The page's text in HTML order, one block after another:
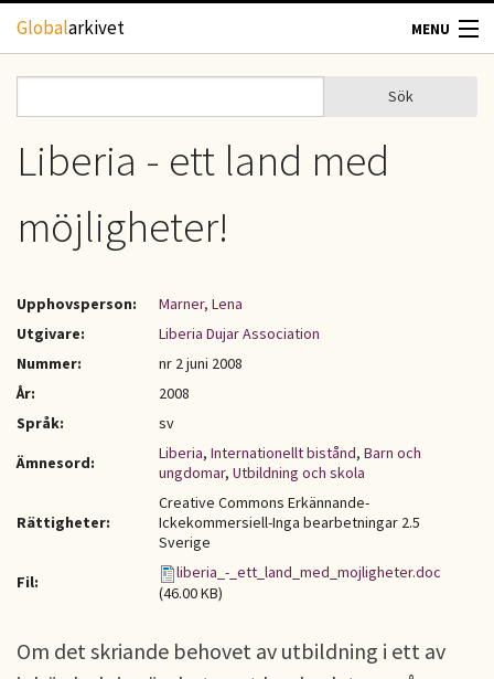
Hoppa till huvudinnehåll
Globalarkivet MENU
TIDSKRIFTER
GEOGRAFI
Sökformulär
Sök
Liberia - ett land med
möjligheter!
Upphovsperson:
Marner, Lena
Utgivare:
Liberia Dujar Association
Nummer:
nr 2 juni 2008
År:
2008
Språk:
sv
Ämnesord:
Liberia, Internationellt bistånd, Barn och
ungdomar, Utbildning och skola
Rättigheter:
Creative Commons Erkännande-
Ickekommersiell-Inga bearbetningar 2.5
Sverige
Fil:
liberia_-_ett_land_med_mojligheter.doc
(46.00 KB)
Om det skriande behovet av utbildning i ett av